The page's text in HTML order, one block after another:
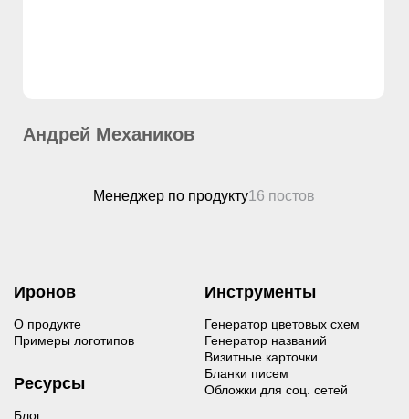
Андрей Механиков
Менеджер по продукту16 постов
Иронов
О продукте
Примеры логотипов
Ресурсы
Блог
Инструменты
Генератор цветовых схем
Генератор названий
Визитные карточки
Бланки писем
Обложки для соц. сетей